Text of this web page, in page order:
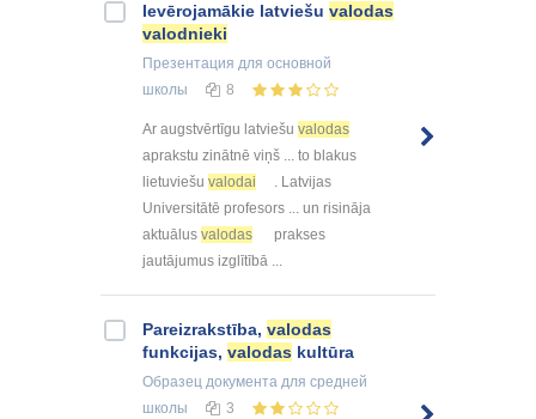
Ievērojamākie latviešu valodas
valodnieki
Презентация для основной
школы
8
Ar augstvērtīgu latviešu valodas
aprakstu zinātnē viņš ... to blakus
lietuviešu valodai
. Latvijas
Universitātē profesors ... un risināja
aktuālus valodas
prakses
jautājumus izglītībā ...
Pareizrakstība, valodas
funkcijas, valodas kultūra
Образец документа для средней
школы
3